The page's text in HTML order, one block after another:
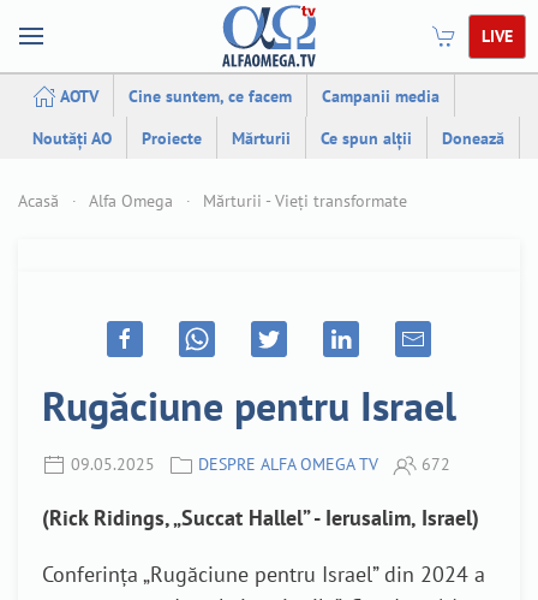
LIVE
AOTV Cine suntem, ce facem
Campanii media
Noutăți AO
Proiecte Mărturii Ce spun alții Donează
Acasă Alfa Omega Mărturii - Vieți transformate
Rugăciune pentru Israel
09.05.2025 DESPRE ALFA OMEGA TV 672
(Rick Ridings, „Succat Hallel” - Ierusalim, Israel)
Conferința „Rugăciune pentru Israel” din 2024 a